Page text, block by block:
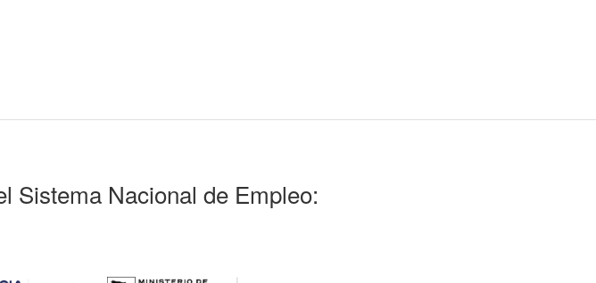
Sistema Nacional de Empleo: